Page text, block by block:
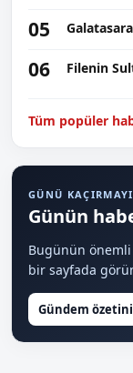
05
06 Filenin
Tüm popüler
GÜNÜ
Günün
Bugünün önemli
bir sayfada
Gündem